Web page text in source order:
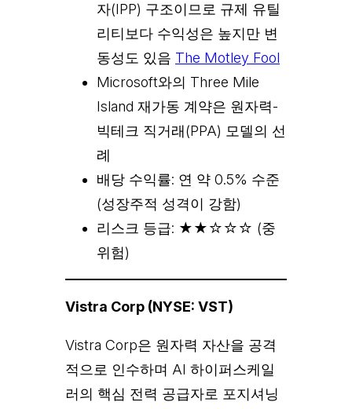
자(IPP) 구조이므로 규제 유틸
리티보다 수익성은 높지만 변
동성도 있음 The Motley Fool
Microsoft와의 Three Mile
Island 재가동 계약은 원자력-
빅테크 직거래(PPA) 모델의 선
례
배당 수익률: 연 약 0.5% 수준
(성장주적 성격이 강함)
리스크 등급: ★★☆☆☆ (중
위험)
Vistra Corp (NYSE: VST)
Vistra Corp은 원자력 자산을 공격
적으로 인수하며 AI 하이퍼스케일
러의 핵심 전력 공급자로 포지셔닝